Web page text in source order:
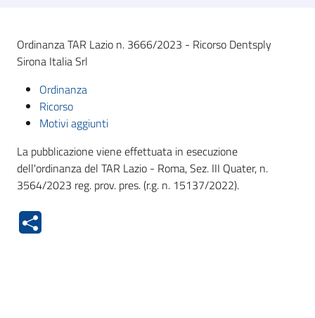
Ordinanza TAR Lazio n. 3666/2023 - Ricorso Dentsply
Sirona Italia Srl
Ordinanza
Ricorso
Motivi aggiunti
La pubblicazione viene effettuata in esecuzione
dell'ordinanza del TAR Lazio - Roma, Sez. III Quater, n.
3564/2023 reg. prov. pres. (r.g. n. 15137/2022).